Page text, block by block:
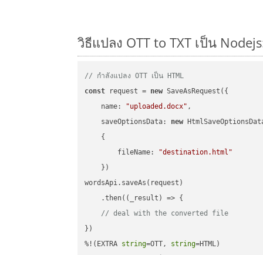
วิธีแปลง OTT to TXT เป็น
// กำลังแปลง OTT เป็น HTML
const request = new SaveAsRequest({
name: "uploaded.docx" ,
saveOptionsData: new
    {
fileName:
"destination.html"
    })
wordsApi.saveAs(request)
    .then(
( _result ) => {
// deal with the converted file
})
%!(EXTRA string=OTT, string